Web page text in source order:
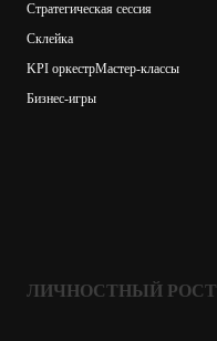
Стратегическая сессия
Склейка
KPI оркестрМастер-классы
Бизнес-игры
ЛИЧНОСТНЫЙ РОСТ